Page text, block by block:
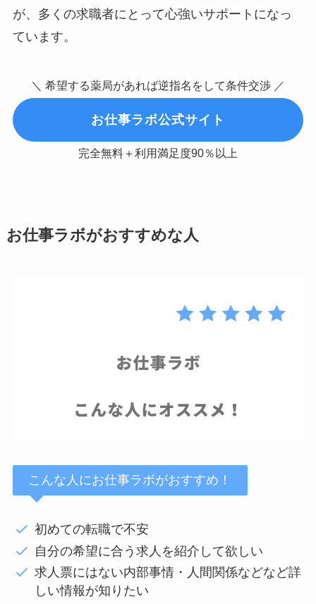
が、多くの求職者にとって心強いサポートになっ
ています。
＼ 希望する薬局があれば逆指名をして条件交渉 ／
お仕事ラボ公式サイト
完全無料＋利用満足度90％以上
お仕事ラボがおすすめな人
こんな人にお仕事ラボがおすすめ！
初めての転職で不安
自分の希望に合う求人を紹介して欲しい
求人票にはない内部事情・人間関係などなど詳
しい情報が知りたい